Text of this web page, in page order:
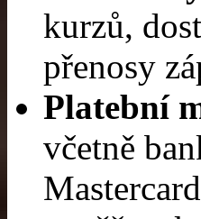
kurzů,
přenosy
Platební
včetně